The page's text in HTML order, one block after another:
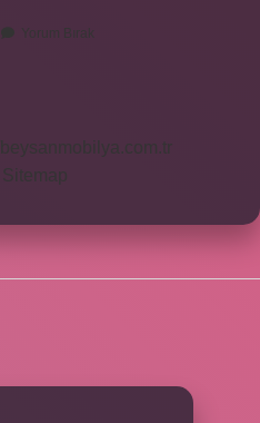
Yorum Bırak
beysanmobilya.com.tr
Sitemap